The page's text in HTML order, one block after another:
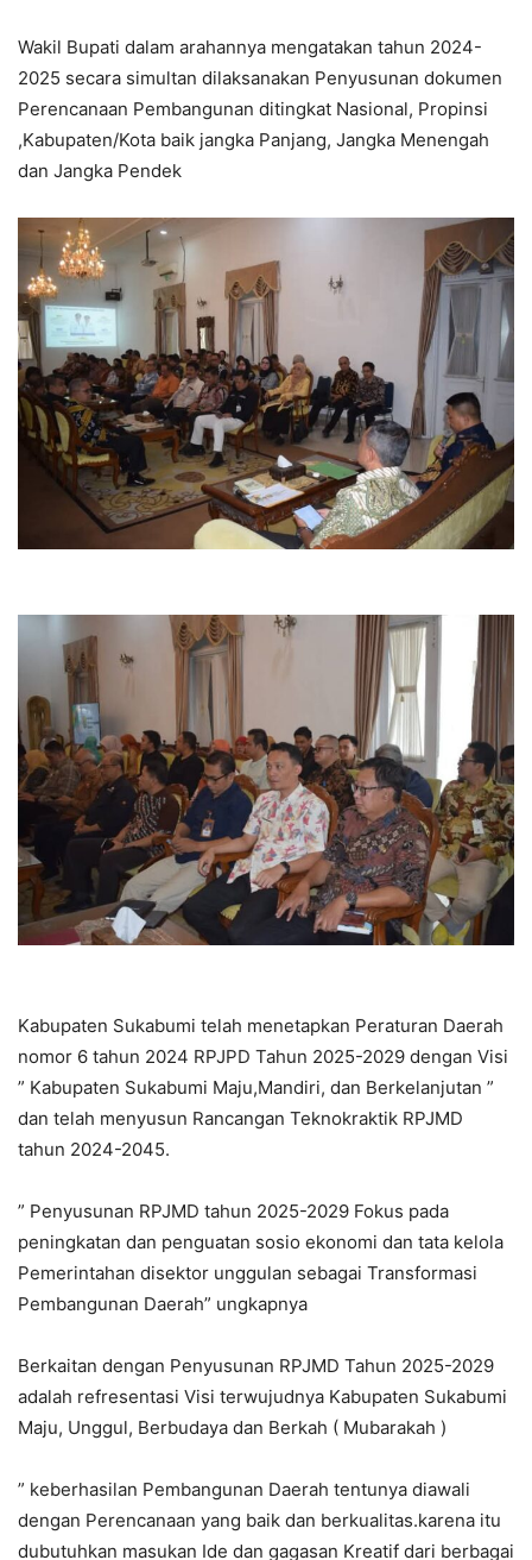
Wakil Bupati dalam arahannya mengatakan tahun 2024-
2025 secara simultan dilaksanakan Penyusunan dokumen
Perencanaan Pembangunan ditingkat Nasional, Propinsi
,Kabupaten/Kota baik jangka Panjang, Jangka Menengah
dan Jangka Pendek
Kabupaten Sukabumi telah menetapkan Peraturan Daerah
nomor 6 tahun 2024 RPJPD Tahun 2025-2029 dengan Visi
” Kabupaten Sukabumi Maju,Mandiri, dan Berkelanjutan ”
dan telah menyusun Rancangan Teknokraktik RPJMD
tahun 2024-2045.
” Penyusunan RPJMD tahun 2025-2029 Fokus pada
peningkatan dan penguatan sosio ekonomi dan tata kelola
Pemerintahan disektor unggulan sebagai Transformasi
Pembangunan Daerah” ungkapnya
Berkaitan dengan Penyusunan RPJMD Tahun 2025-2029
adalah refresentasi Visi terwujudnya Kabupaten Sukabumi
Maju, Unggul, Berbudaya dan Berkah ( Mubarakah )
” keberhasilan Pembangunan Daerah tentunya diawali
dengan Perencanaan yang baik dan berkualitas.karena itu
dubutuhkan masukan Ide dan gagasan Kreatif dari berbagai